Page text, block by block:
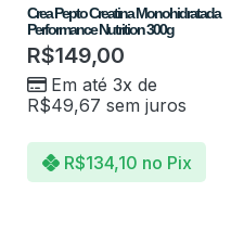
Crea Pepto Creatina Monohidratada
Performance Nutrition 300g
R$149,00
Em até 3x de
R$49,67 sem juros
R$134,10 no Pix